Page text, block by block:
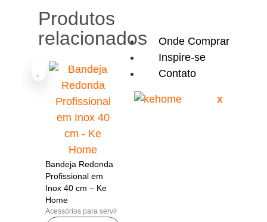
Onde Comprar
Inspire-se
Contato
X
Produtos
relacionados
Bandeja Redonda
Profissional em
Inox 40 cm – Ke
Home
Acessórios para servir